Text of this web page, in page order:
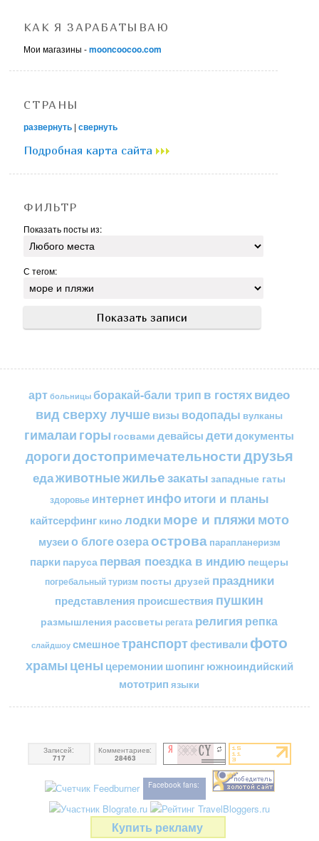
КАК Я ЗАРАБАТЫВАЮ
Мои магазины -mooncoocoo.com
СТРАНЫ
развернуть |свернуть
Подробная карта сайта
ФИЛЬТР
Показать посты из:
С тегом:
арт больницы боракай-бали трип в гостяхвидео
вид сверху лучшевизы водопады вулканы
гималаи горы госвами девайсы детидокументы
дорогидостопримечательностидрузья
едаживотныежильезакаты западные гаты
здоровье интернетинфоитоги и планы
кайтсерфинг кино лодкиморе и пляжимото
музеи о блогеозераострова парапланеризм
парки паруса первая поездка в индию пещеры
погребальный туризм посты друзей праздники
представления происшествия пушкин
размышления рассветы регата религия репка
слайдшоу смешноетранспортфестивали фото
храмы цены церемонии шопингюжноиндийский
мототрип языки
Записей:
717
Комментариев:
28463
Facebook fans:
Купить рекламу